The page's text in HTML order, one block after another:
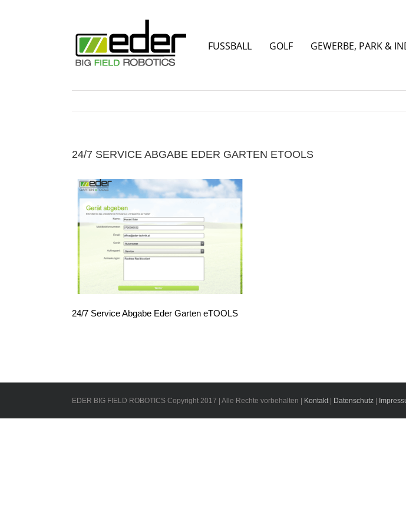
FUSSBALL GOLF GEWERBE, PARK &
24/7 SERVICE ABGABE EDER GARTEN ETOOLS
24/7 Service Abgabe Eder Garten eTOOLS
EDER BIG FIELD ROBOTICS Copyright 2017 | Alle Rechte vorbehalten | Kontakt| Datenschutz